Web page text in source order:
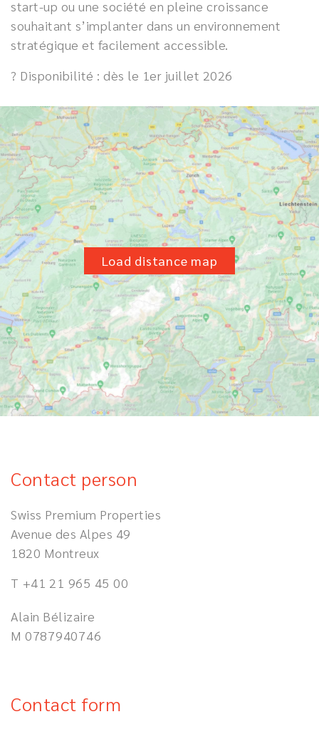
start-up ou une société en pleine croissance
souhaitant s’implanter dans un environnement
stratégique et facilement accessible.
? Disponibilité : dès le 1er juillet 2026
Load distance map
Contact person
Swiss Premium Properties
Avenue des Alpes 49
1820 Montreux
T +41 21 965 45 00
Alain Bélizaire
M 0787940746
Contact form